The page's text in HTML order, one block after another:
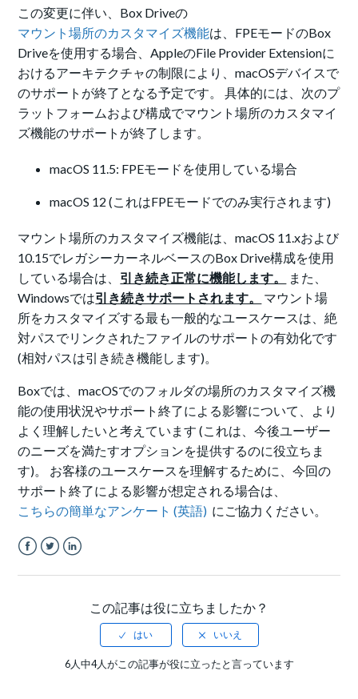
この変更に伴い、Box Driveの
マウント場所のカスタマイズ機能は、FPEモードのBox
Driveを使用する場合、AppleのFile Provider Extensionに
おけるアーキテクチャの制限により、macOSデバイスで
のサポートが終了となる予定です。 具体的には、次のプ
ラットフォームおよび構成でマウント場所のカスタマイ
ズ機能のサポートが終了します。
macOS 11.5: FPEモードを使用している場合
macOS 12 (これはFPEモードでのみ実行されます)
マウント場所のカスタマイズ機能は、macOS 11.xおよび
10.15でレガシーカーネルベースのBox Drive構成を使用
している場合は、 引き続き正常に機能します。
また、
Windowsでは引き続きサポートされます。
マウント場
所をカスタマイズする最も一般的なユースケースは、絶
対パスでリンクされたファイルのサポートの有効化です
(相対パスは引き続き機能します)。
Boxでは、macOSでのフォルダの場所のカスタマイズ機
能の使用状況やサポート終了による影響について、より
よく理解したいと考えています (これは、今後ユーザー
のニーズを満たすオプションを提供するのに役立ちま
す)。 お客様のユースケースを理解するために、今回の
サポート終了による影響が想定される場合は、
こちらの簡単なアンケート (英語) にご協力ください。
この記事は役に立ちましたか？
6人中4人がこの記事が役に立ったと言っています